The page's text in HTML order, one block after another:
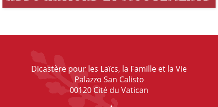
Dicastère pour les Laïcs, la Famille et la Vie
Palazzo San Calisto
00120 Cité du Vatican